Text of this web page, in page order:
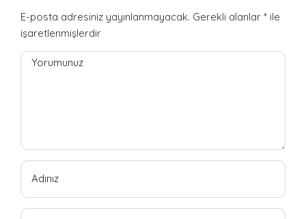
E-posta adresiniz yayınlanmayacak. Gerekli alanlar * ile
işaretlenmişlerdir
Yorumunuz
Adınız